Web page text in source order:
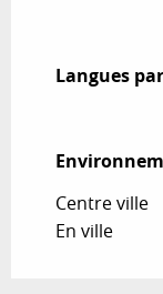
Langues
Langues
Centre ville
En ville